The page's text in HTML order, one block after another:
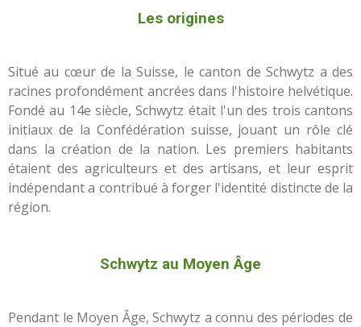
Les origines
Situé au cœur de la Suisse, le canton de Schwytz a des
racines profondément ancrées dans l'histoire helvétique.
Fondé au 14e siècle, Schwytz était l'un des trois cantons
initiaux de la Confédération suisse, jouant un rôle clé
dans la création de la nation. Les premiers habitants
étaient des agriculteurs et des artisans, et leur esprit
indépendant a contribué à forger l'identité distincte de la
région.
Schwytz au Moyen Âge
Pendant le Moyen Âge, Schwytz a connu des périodes de